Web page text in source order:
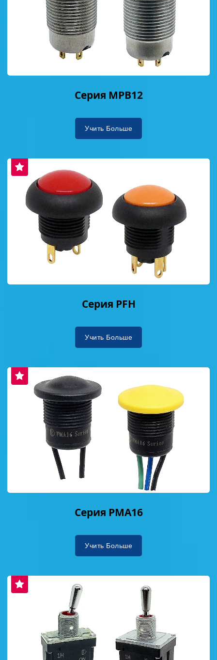
Серия MPB12
Учить Больше
Серия PFH
Учить Больше
Серия PMA16
Учить Больше